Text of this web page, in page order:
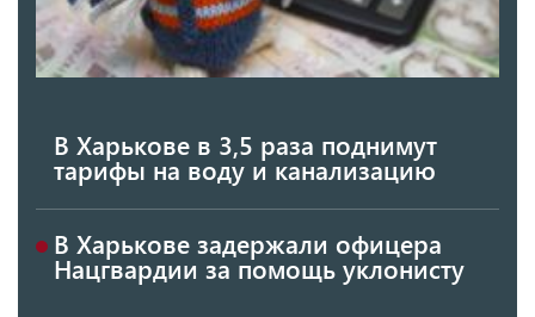
В Харькове в 3,5 раза поднимут
тарифы на воду и канализацию
В Харькове задержали офицера
Нацгвардии за помощь уклонисту